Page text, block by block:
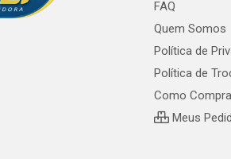
FAQ
Quem Somos
Política de
Política de
Como
Meus